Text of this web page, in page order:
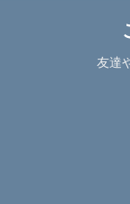
友達